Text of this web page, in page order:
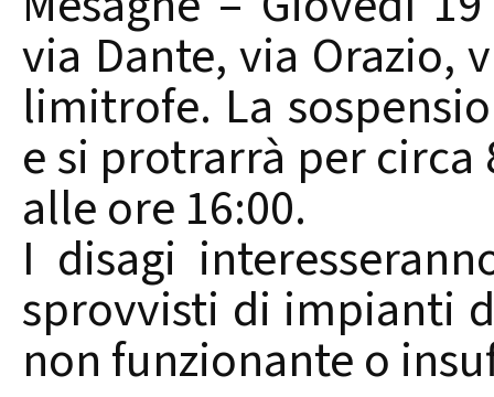
via Dante, via Orazio,
limitrofe. La
e si protrarrà per
alle ore 16:00.
I disagi
sprovvisti di impianti
non funzionante o